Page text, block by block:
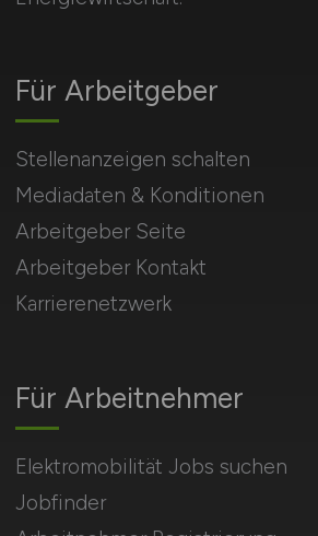
Für Arbeitnehmer
Elektromobilität Jobs suchen
Jobfinder
Für Arbeitgeber
Stellenanzeigen schalten
Mediadaten & Konditionen
Arbeitgeber Seite
Arbeitgeber Kontakt
Karrierenetzwerk